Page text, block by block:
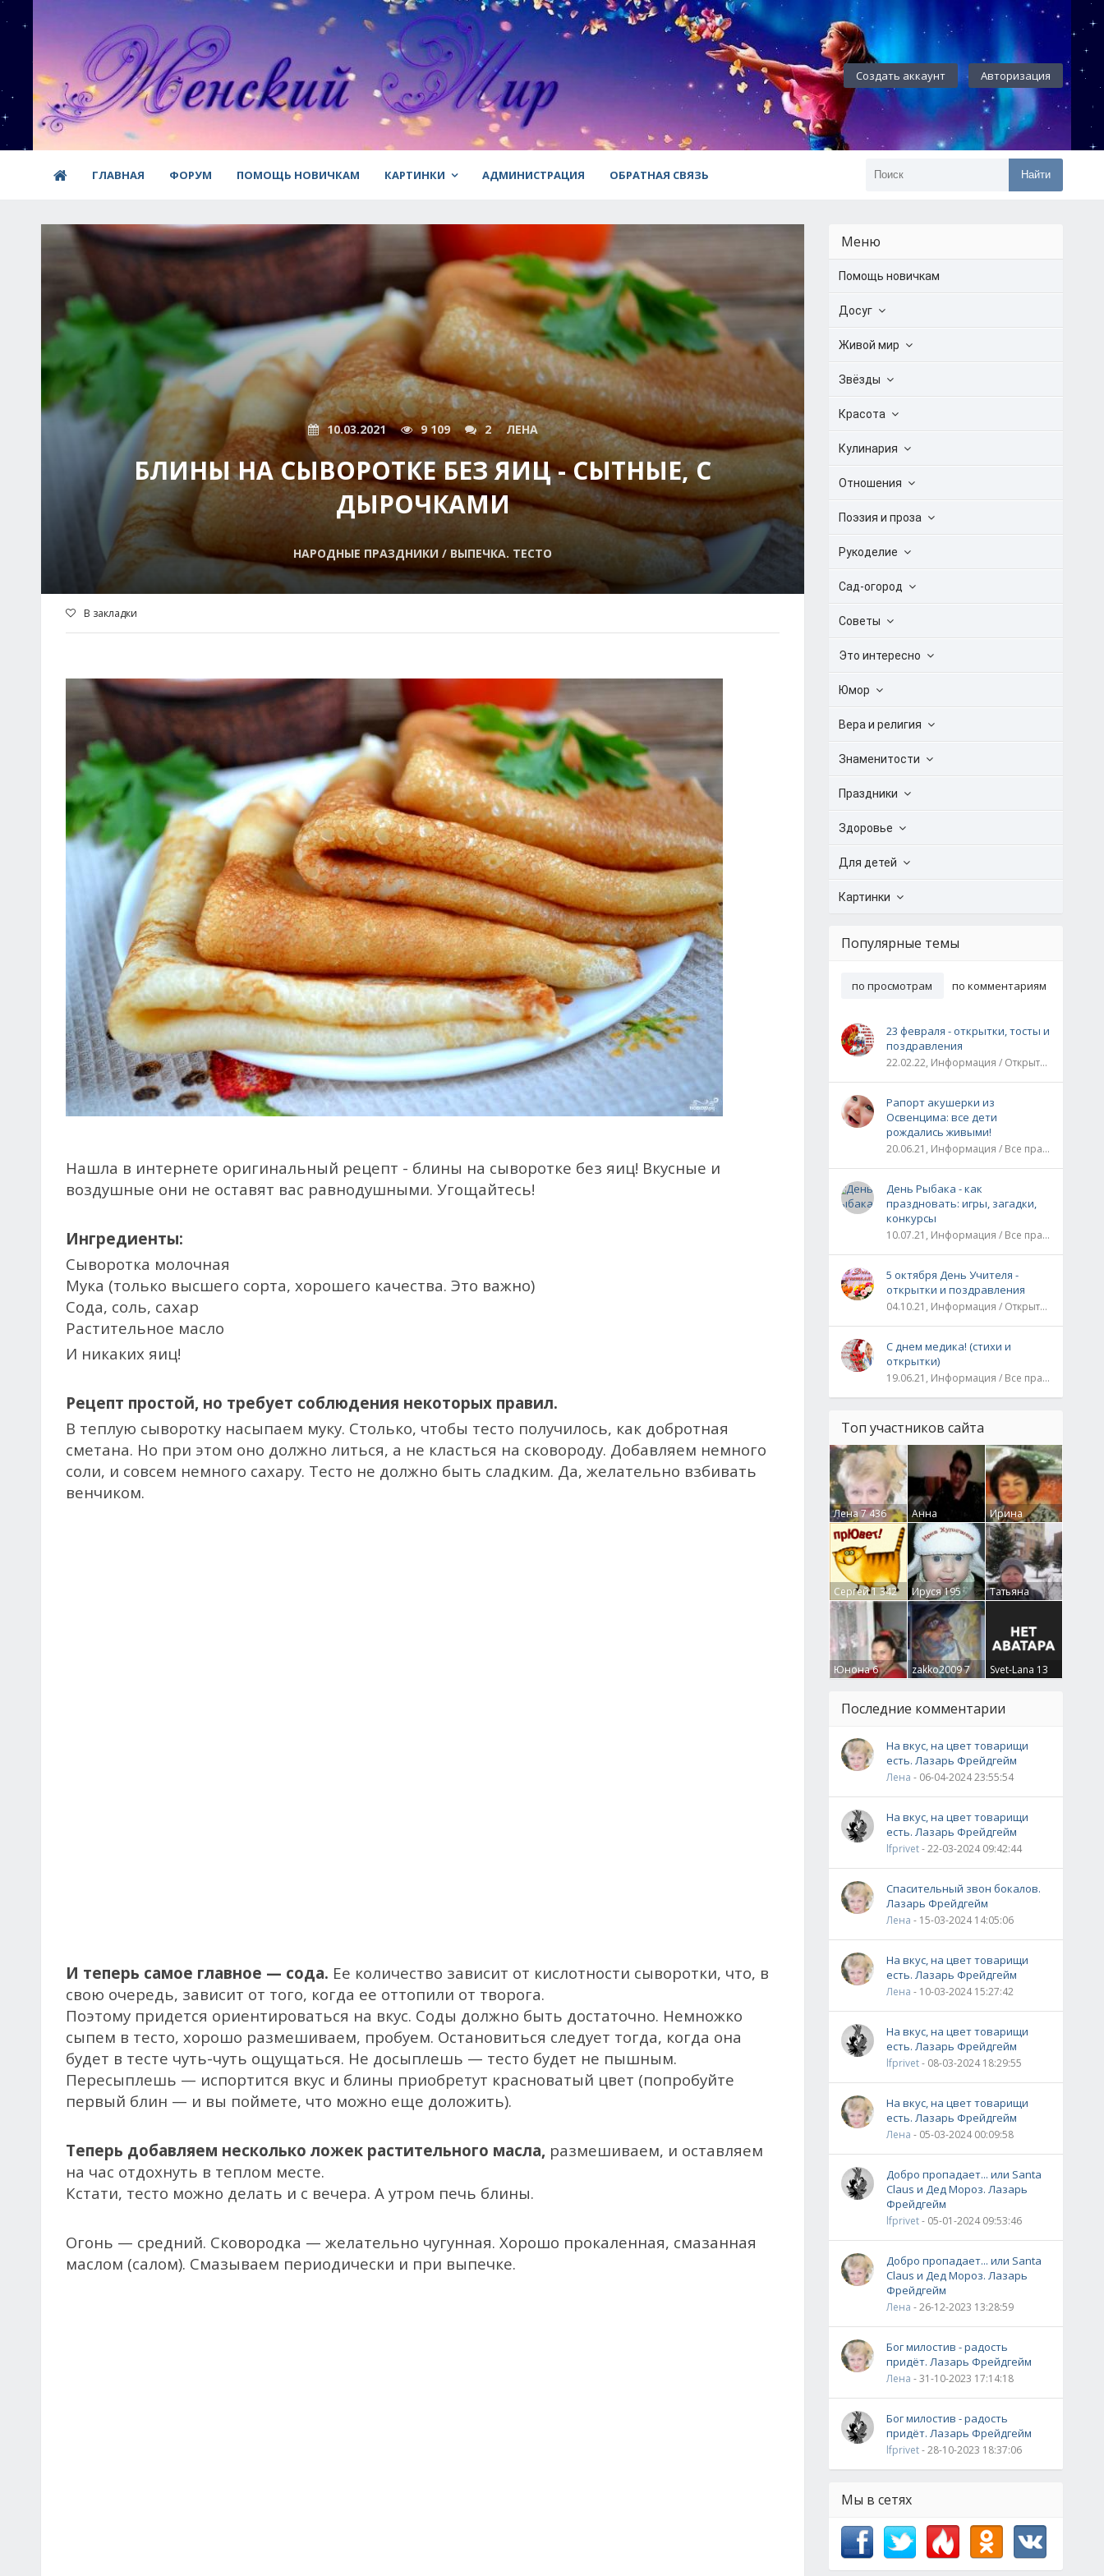
Создать аккаунт Авторизация
ГЛАВНАЯ ФОРУМ ПОМОЩЬ НОВИЧКАМ КАРТИНКИ АДМИНИСТРАЦИЯ ОБРАТНАЯ СВЯЗЬ Найти
10.03.2021 9 109 2 ЛЕНА
БЛИНЫ НА СЫВОРОТКЕ БЕЗ ЯИЦ - СЫТНЫЕ, С
ДЫРОЧКАМИ
НАРОДНЫЕ ПРАЗДНИКИ / ВЫПЕЧКА. ТЕСТО
В закладки
Нашла в интернете оригинальный рецепт - блины на сыворотке без яиц! Вкусные и
воздушные они не оставят вас равнодушными. Угощайтесь!
Ингредиенты:
Сыворотка молочная
Мука (только высшего сорта, хорошего качества. Это важно)
Сода, соль, сахар
Растительное масло
И никаких яиц!
Рецепт простой, но требует соблюдения некоторых правил.
В теплую сыворотку насыпаем муку. Столько, чтобы тесто получилось, как добротная
сметана. Но при этом оно должно литься, а не класться на сковороду. Добавляем немного
соли, и совсем немного сахару. Тесто не должно быть сладким. Да, желательно взбивать
венчиком.
И теперь самое главное — сода. Ее количество зависит от кислотности сыворотки, что, в
свою очередь, зависит от того, когда ее оттопили от творога.
Поэтому придется ориентироваться на вкус. Соды должно быть достаточно. Немножко
сыпем в тесто, хорошо размешиваем, пробуем. Остановиться следует тогда, когда она
будет в тесте чуть-чуть ощущаться. Не досыплешь — тесто будет не пышным.
Пересыплешь — испортится вкус и блины приобретут красноватый цвет (попробуйте
первый блин — и вы поймете, что можно еще доложить).
Теперь добавляем несколько ложек растительного масла, размешиваем, и оставляем
на час отдохнуть в теплом месте.
Кстати, тесто можно делать и с вечера. А утром печь блины.
Огонь — средний. Сковородка — желательно чугунная. Хорошо прокаленная, смазанная
маслом (салом). Смазываем периодически и при выпечке.
Меню
Помощь новичкам
Досуг
Живой мир
Звёзды
Красота
Кулинария
Отношения
Поэзия и проза
Рукоделие
Сад-огород
Советы
Это интересно
Юмор
Вера и религия
Знаменитости
Праздники
Здоровье
Для детей
Картинки
Популярные темы
по просмотрам по комментариям
23 февраля - открытки, тосты и
поздравления
22.02.22, Информация / Открытки / Все праздники
Рапорт акушерки из
Освенцима: все дети
рождались живыми!
20.06.21, Информация / Все праздники / Рассказы и истории
День Рыбака - как
праздновать: игры, загадки,
конкурсы
10.07.21, Информация / Все праздники
5 октября День Учителя -
открытки и поздравления
04.10.21, Информация / Открытки / Все праздники
С днем медика! (стихи и
открытки)
19.06.21, Информация / Все праздники
Топ участников сайта
Лена7 436
Анна
Гумлевая0
Ирина
Бруцкая41
Сергей1 342 Ируся195
Татьяна
Крючкова0
Юнона6 zakko20097 Svet-Lana 13
Последние комментарии
На вкус, на цвет товарищи
есть. Лазарь Фрейдгейм
Лена - 06-04-2024 23:55:54
На вкус, на цвет товарищи
есть. Лазарь Фрейдгейм
lfprivet- 22-03-2024 09:42:44
Спасительный звон бокалов.
Лазарь Фрейдгейм
Лена - 15-03-2024 14:05:06
На вкус, на цвет товарищи
есть. Лазарь Фрейдгейм
Лена - 10-03-2024 15:27:42
На вкус, на цвет товарищи
есть. Лазарь Фрейдгейм
lfprivet- 08-03-2024 18:29:55
На вкус, на цвет товарищи
есть. Лазарь Фрейдгейм
Лена - 05-03-2024 00:09:58
Добро пропадает... или Santa
Claus и Дед Мороз. Лазарь
Фрейдгейм
lfprivet- 05-01-2024 09:53:46
Добро пропадает... или Santa
Claus и Дед Мороз. Лазарь
Фрейдгейм
Лена - 26-12-2023 13:28:59
Бог милостив - радость
придёт. Лазарь Фрейдгейм
Лена - 31-10-2023 17:14:18
Бог милостив - радость
придёт. Лазарь Фрейдгейм
lfprivet- 28-10-2023 18:37:06
Мы в сетях